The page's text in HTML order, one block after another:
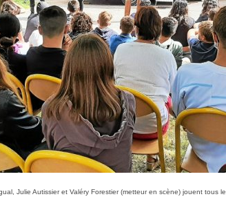
Julie Autissier et Valéry Forestier (metteur en scène) jouent tous